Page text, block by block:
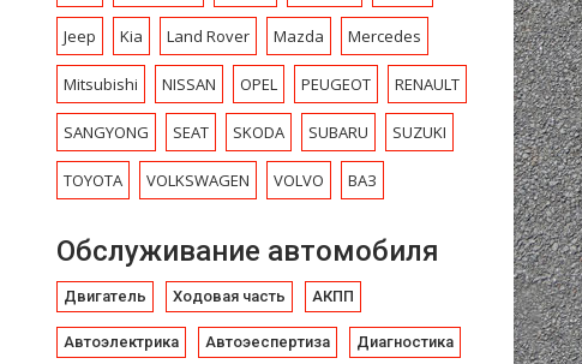
Jeep Kia Land Rover Mazda Mercedes
Mitsubishi NISSAN OPEL PEUGEOT RENAULT
SANGYONG SEAT SKODA SUBARU SUZUKI
TOYOTA VOLKSWAGEN VOLVO ВАЗ
Обслуживание автомобиля
Двигатель Ходовая часть АКПП
Автоэлектрика Автоэеспертиза Диагностика